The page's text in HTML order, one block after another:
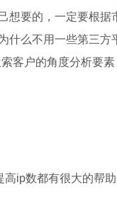
想要的，一定要根据
么不用一些第三方
客户的角度分析要
ip数都有很大的帮